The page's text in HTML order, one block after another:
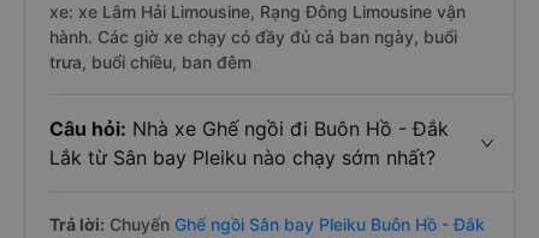
xe: xe Lâm Hải Limousine, Rạng Đông Limousine vận
hành. Các giờ xe chạy có đầy đủ cả ban ngày, buổi
trưa, buổi chiều, ban đêm
Câu hỏi: Nhà xe Ghế ngồi đi Buôn Hồ - Đắk
Lắk từ Sân bay Pleiku nào chạy sớm nhất?
Trả lời: Chuyến Ghế ngồi Sân bay Pleiku Buôn Hồ - Đắk